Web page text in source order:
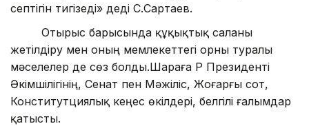
септігін тигізеді» деді С.Сартаев.
Отырыс барысында құқықтық саланы
жетілдіру мен оның мемлекеттегі орны туралы
мәселелер де сөз болды.Шараға ҚР Президенті
Әкімшілігінің, Сенат пен Мәжіліс, Жоғарғы сот,
Конститутциялық кеңес өкілдері, белгілі ғалымдар
қатысты.